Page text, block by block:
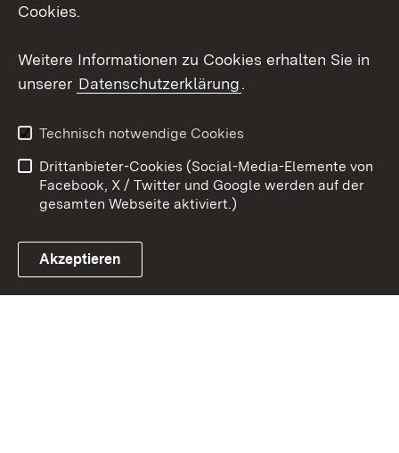
Link zum Landesportal
Barrierefreiheit
Benutzungshinweise
Impressum
Cookies
Cookies.
Weitere Informationen zu Cookies erhalten Sie in
unserer Datenschutzerklärung.
Technisch notwendige Cookies
Drittanbieter-Cookies (Social-Media-Elemente von
Facebook, X / Twitter und Google werden auf der
gesamten Webseite aktiviert.)
Akzeptieren